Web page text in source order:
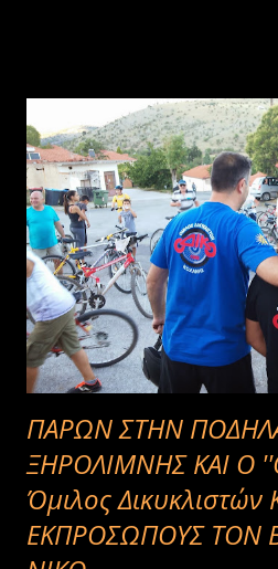
ΠΑΡΩΝ ΣΤΗΝ
ΞΗΡΟΛΙΜΝΗΣ ΚΑΙ Ο
Όμιλος
ΕΚΠΡΟΣΩΠΟΥΣ ΤΟΝ